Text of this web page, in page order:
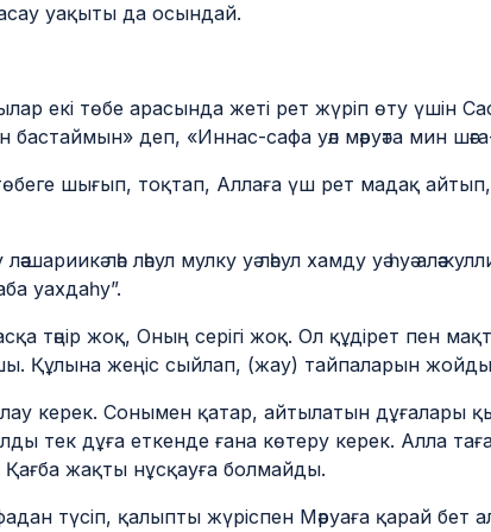
уақыты да осындай.
екі төбе арасында жеті рет жүріп өту үшін
бастаймын» деп, «Иннас-сафа уәл мәруәта мин
шығып, тоқтап, Аллаға үш рет мадақ
шариикә ләһ ләһул мулку уә ләһул хамду уә һуә аләә
уахдаһу”.
тәңір жоқ, Оның серігі жоқ. Ол құдірет пен
Құлына жеңіс сыйлап, (жау) тайпаларын
керек. Сонымен қатар, айтылатын дұғалары
тек дұға еткенде ғана көтеру керек. Алла
Қағба жақты нұсқауға болмайды.
түсіп, қалыпты жүріспен Мәруаға қарай бет